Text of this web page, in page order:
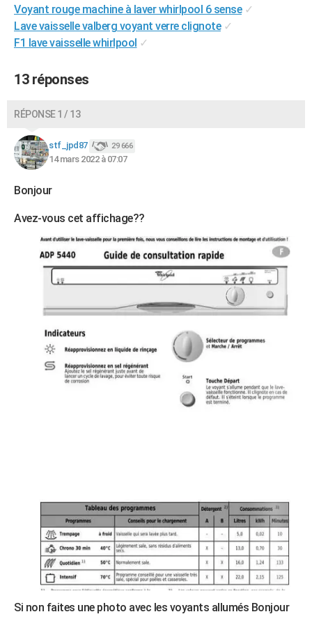
S'inscrire
Se connecter
Lycées
Collèges
Primaires
Universités
Entreprises
Service militaire
Avis de recherche
AVIS DE DÉCÈS
FORUM
Voyant rouge machine à laver whirlpool 6 sense ✓
Lave vaisselle valberg voyant verre clignote ✓
F1 lave vaisselle whirlpool ✓
13 réponses
RÉPONSE 1 / 13
stf_jpd87 29 666
14 mars 2022 à 07:07
Bonjour
Avez-vous cet affichage??
Si non faites une photo avec les voyants allumés Bonjour